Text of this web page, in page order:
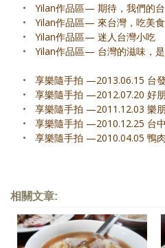
•
Yilan作品區— 期待，我們的
•
Yilan作品區— 來台灣，吃美食
•
Yilan作品區— 迷人台灣小吃
•
Yilan作品區— 台灣的滋味，
•
享樂隨手拍 —2013.06.15 台
•
享樂隨手拍 —2012.07.20 好
•
享樂隨手拍 —2011.12.03 樂
•
享樂隨手拍 —2010.12.25 台
•
享樂隨手拍 —2010.04.05 鴨
相關文章: